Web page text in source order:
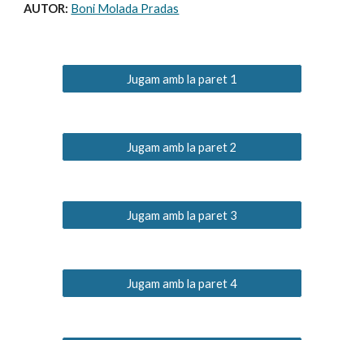
AUTOR: Boni Molada Pradas
Jugam amb la paret 1
Jugam amb la paret 2
Jugam amb la paret 3
Jugam amb la paret 4